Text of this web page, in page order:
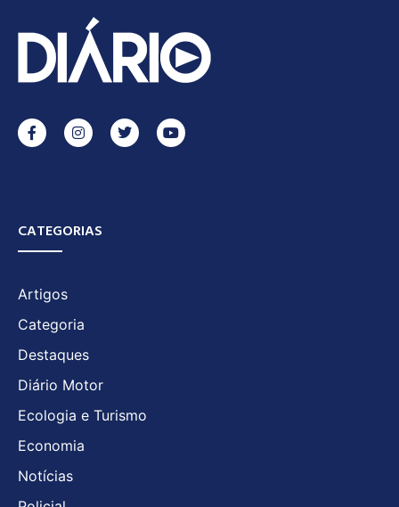
CATEGORIAS
Artigos
Categoria
Destaques
Diário Motor
Ecologia e Turismo
Economia
Notícias